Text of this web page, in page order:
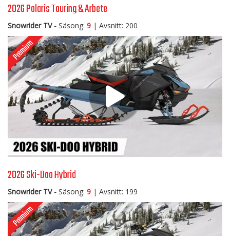
2026 Polaris Touring & Arbete
Snowrider TV - Säsong: 9 | Avsnitt: 200
2026 Ski-Doo Hybrid
Snowrider TV - Säsong: 9 | Avsnitt: 199